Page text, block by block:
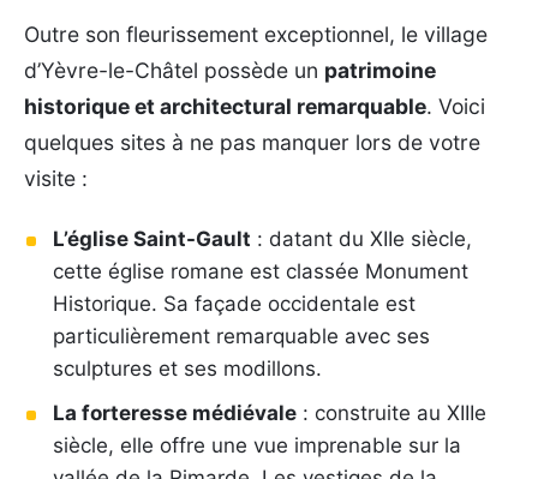
Outre son fleurissement exceptionnel, le village
d’Yèvre-le-Châtel possède un patrimoine
historique et architectural remarquable. Voici
quelques sites à ne pas manquer lors de votre
visite :
L’église Saint-Gault : datant du XIIe siècle,
cette église romane est classée Monument
Historique. Sa façade occidentale est
particulièrement remarquable avec ses
sculptures et ses modillons.
La forteresse médiévale : construite au XIIIe
siècle, elle offre une vue imprenable sur la